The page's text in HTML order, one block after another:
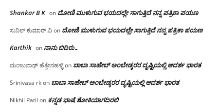
Shankar B K on ದೋಣಿ ಮುಳುಗುವ ಭಯದಲ್ಲೇ ಸಾಗುತ್ತಿದೆ ನನ್ನ ಪತ್ರಿಕಾ ಪಯಣ
ಸುನಿಲ್ ಕುಮಾರ್.ವಿon ದೋಣಿ ಮುಳುಗುವ ಭಯದಲ್ಲೇ ಸಾಗುತ್ತಿದೆ ನನ್ನ ಪತ್ರಿಕಾ ಪಯಣ
Karthik on ನಾನು ಬಿದಿರು…
ಮಂಜುನಾಥ್ ಹೆತ್ತೇನಹಳ್ಳಿon ಬಾಬಾ ಸಾಹೇಬ್ ಅಂಬೇಡ್ಕರರ ದೃಷ್ಟಿಯಲ್ಲಿ ಆದರ್ಶ ಭಾರತ
Srinivasa rkon ಬಾಬಾ ಸಾಹೇಬ್ ಅಂಬೇಡ್ಕರರ ದೃಷ್ಟಿಯಲ್ಲಿ ಆದರ್ಶ ಭಾರತ
Nikhil Patil on ಕನ್ನಡ ಭಾಷೆ ಶೋಕಿಯಾಗದಿರಲಿ